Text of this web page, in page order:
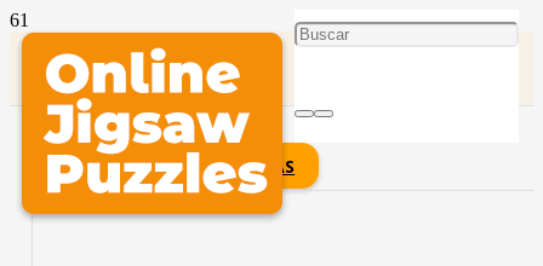
Damcykel Eléctrico
JUEGA ESTE ROMPECABEZAS